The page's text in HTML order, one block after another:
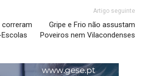
correram
Artigo seguinte
Gripe e Frio não assustam
Poveiros nem Vilacondenses